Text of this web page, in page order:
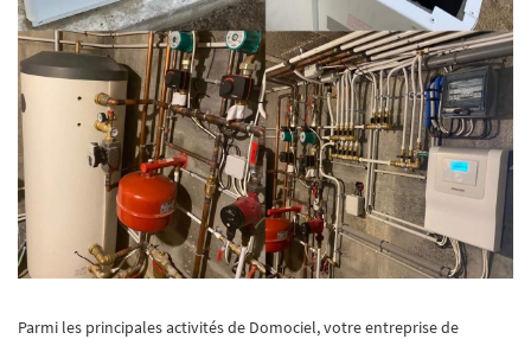
Parmi les principales activités de Domociel, votre entreprise de